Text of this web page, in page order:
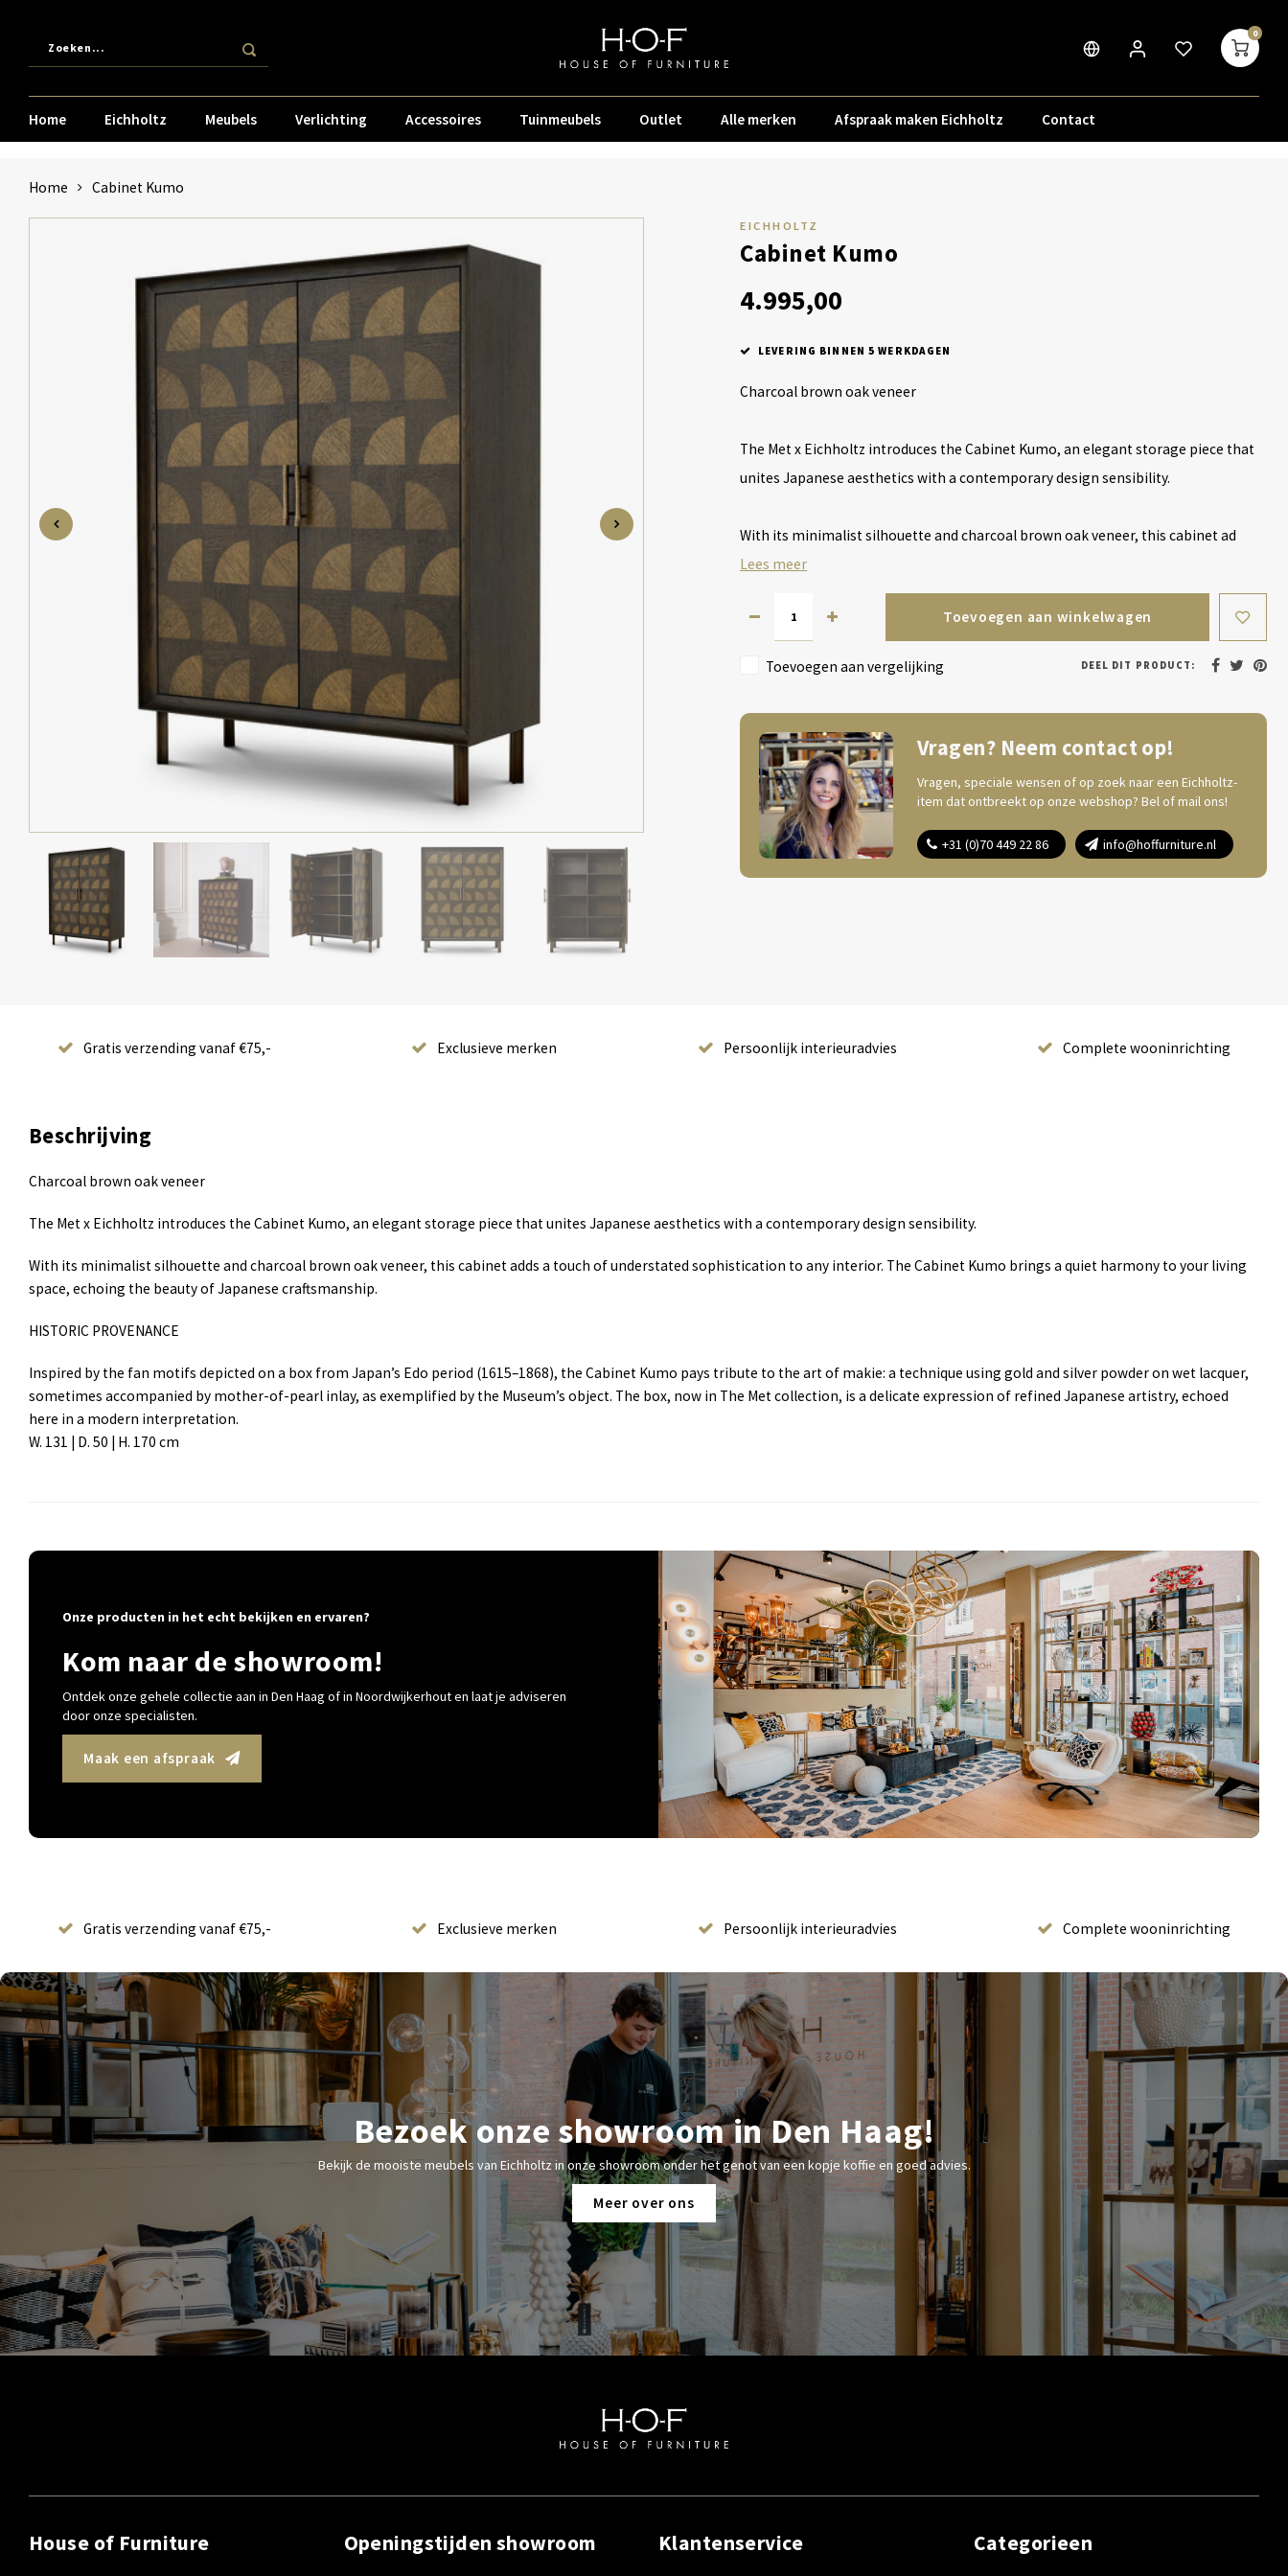
0
Home Eichholtz Meubels Verlichting Accessoires Tuinmeubels Outlet Alle merken Afspraak maken Eichholtz Contact
Home Cabinet Kumo
EICHHOLTZ
Cabinet Kumo
4.995,00
LEVERING BINNEN 5 WERKDAGEN
Charcoal brown oak veneer
The Met x Eichholtz introduces the Cabinet Kumo, an elegant storage piece that
unites Japanese aesthetics with a contemporary design sensibility.
With its minimalist silhouette and charcoal brown oak veneer, this cabinet ad
Lees meer
Toevoegen aan winkelwagen
Toevoegen aan vergelijking DEEL DIT PRODUCT:
Vragen? Neem contact op!
Vragen, speciale wensen of op zoek naar een Eichholtz-
item dat ontbreekt op onze webshop? Bel of mail ons!
+31 (0)70 449 22 86 info@hoffurniture.nl
Gratis verzending vanaf €75,- Exclusieve merken Persoonlijk interieuradvies Complete wooninrichting
Beschrijving
Charcoal brown oak veneer
The Met x Eichholtz introduces the Cabinet Kumo, an elegant storage piece that unites Japanese aesthetics with a contemporary design sensibility.
With its minimalist silhouette and charcoal brown oak veneer, this cabinet adds a touch of understated sophistication to any interior. The Cabinet Kumo brings a quiet harmony to your living
space, echoing the beauty of Japanese craftsmanship.
HISTORIC PROVENANCE
Inspired by the fan motifs depicted on a box from Japan’s Edo period (1615–1868), the Cabinet Kumo pays tribute to the art of makie: a technique using gold and silver powder on wet lacquer,
sometimes accompanied by mother-of-pearl inlay, as exemplified by the Museum’s object. The box, now in The Met collection, is a delicate expression of refined Japanese artistry, echoed
here in a modern interpretation.
W. 131 | D. 50 | H. 170 cm
Onze producten in het echt bekijken en ervaren?
Kom naar de showroom!
Ontdek onze gehele collectie aan in Den Haag of in Noordwijkerhout en laat je adviseren
door onze specialisten.
Maak een afspraak
Gratis verzending vanaf €75,- Exclusieve merken Persoonlijk interieuradvies Complete wooninrichting
Bezoek onze showroom in Den Haag!
Bekijk de mooiste meubels van Eichholtz in onze showroom onder het genot van een kopje koffie en goed advies.
Meer over ons
House of Furniture Openingstijden showroom Klantenservice Categorieen